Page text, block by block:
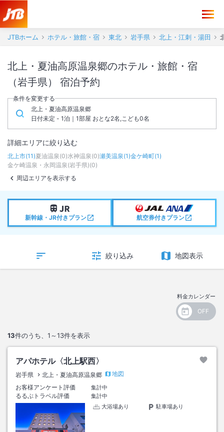
JTBホーム ホテル・旅館・宿 東北 岩手県 北上・江刺・湯田
北上・夏油高原温泉郷のホテル・旅館・宿
（岩手県） 宿泊予約
条件を変更する
北上・夏油高原温泉郷
日付未定 - 1泊｜1部屋 おとな2名,こども0名
詳細エリアに絞り込む
北上市(11)夏油温泉(0)水神温泉(0)瀬美温泉(1)金ケ崎町(1)
金ケ崎温泉・永岡温泉(岩手県)(0)
周辺エリアを表示する
新幹線・JR付きプラン 航空券付きプラン
絞り込み 地図表示
料金カレンダー
13件のうち、 1～13件を表示
アパホテル〈北上駅西〉
岩手県 北上・夏油高原温泉郷
地図
お客様アンケート評価
集計中
るるぶトラベル評価
集計中
大浴場あり
駐車場あり